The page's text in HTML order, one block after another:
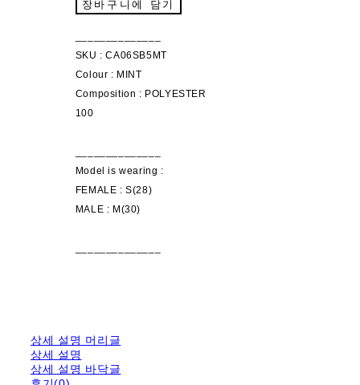
장바구니에 담기
SKU : CA06SB5MT
Colour : MINT
Composition : POLYESTER
100
Model is wearing :
FEMALE : S(28)
MALE : M(30)
상세 설명 머리글
상세 설명
상세 설명 바닥글